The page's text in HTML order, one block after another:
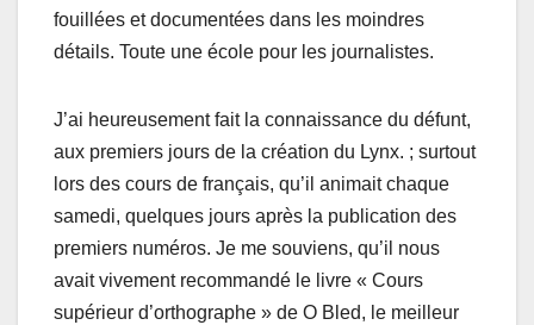
fouillées et documentées dans les moindres
détails. Toute une école pour les journalistes.
J’ai heureusement fait la connaissance du défunt,
aux premiers jours de la création du Lynx. ; surtout
lors des cours de français, qu’il animait chaque
samedi, quelques jours après la publication des
premiers numéros. Je me souviens, qu’il nous
avait vivement recommandé le livre « Cours
supérieur d’orthographe » de O Bled, le meilleur